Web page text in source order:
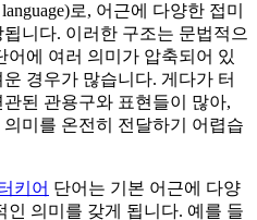
로, 어근에 다양한 접미
니다. 이러한 구조는 문법적으
어에 여러 의미가 압축되어 있
경우가 많습니다. 게다가 터
된 관용구와 표현들이 많아,
미를 온전히 전달하기 어렵습
키어 단어는 기본 어근에 다양
인 의미를 갖게 됩니다. 예를 들